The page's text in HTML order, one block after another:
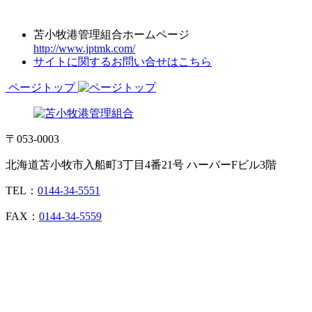
苫小牧港管理組合ホームページ
http://www.jptmk.com/
サイトに関するお問い合せはこちら
ページトップ
〒053-0003
北海道苫小牧市入船町3丁目4番21号 ハーバーFビル3階
TEL： 0144-34-5551
FAX： 0144-34-5559